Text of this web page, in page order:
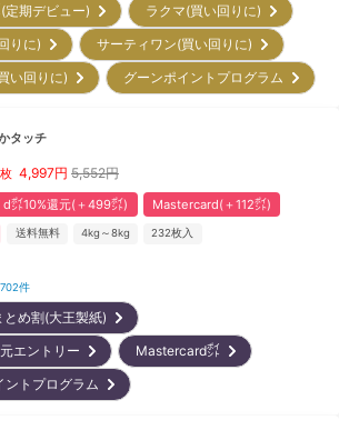
(定期デビュー)
ラクマ(買い回りに)
りに)
サーティワン(買い回りに)
い回りに)
グーンポイントプログラム
タッチ
4,997円 5,552円
d㌽10%還元(＋499㌽) Mastercard(＋112㌽)
送料無料 4kg～8kg 232枚入
702件
とめ割(大王製紙)
元エントリー
Mastercard㌽
ントプログラム